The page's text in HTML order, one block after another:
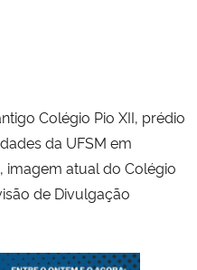
Colégio Pio XII, prédio
da UFSM em
imagem atual do Colégio
de Divulgação